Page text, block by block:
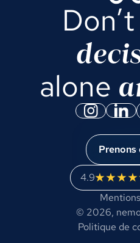
alone
4.9
© 2026,
Politique de